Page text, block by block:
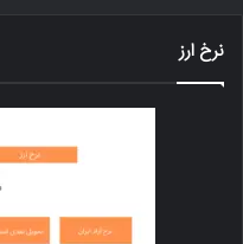
نرخ ارز